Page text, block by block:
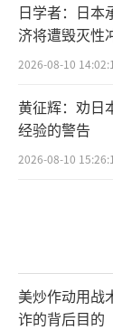
日学者：日本
济将遭毁灭性
2026-08-10
黄征辉：劝日
经验的警告
2026-08-10
美炒作动用战
诈的背后目的